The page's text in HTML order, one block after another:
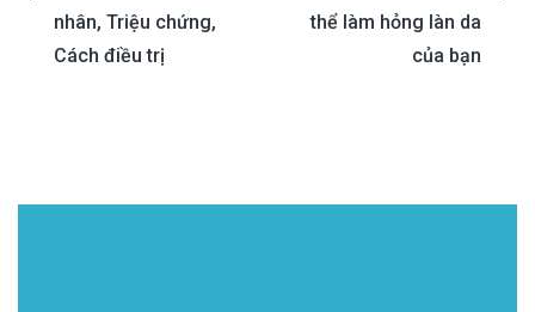
navigation
nhân, Triệu chứng,
Cách điều trị
thể làm hỏng làn da
của bạn